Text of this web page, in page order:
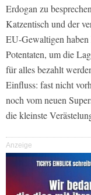
Erdogan zu
Katzentisch und der
EU-Gewaltigen haben
Potentaten, um die
für alles bezahlt
Einfluss: fast nicht
noch vom neuen
die kleinste
Anzeige